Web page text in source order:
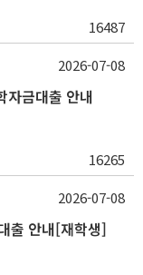
16487
자금대출 안내
16265
2026-07-08
출 안내[재학생]
2026-07-08